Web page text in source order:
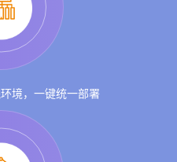
境，一键统一部署